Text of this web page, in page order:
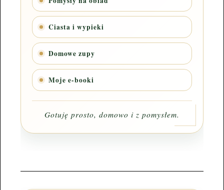
Ciasta i wypieki
Domowe zupy
Moje e-booki
Gotuję prosto, domowo i z pomysłem.